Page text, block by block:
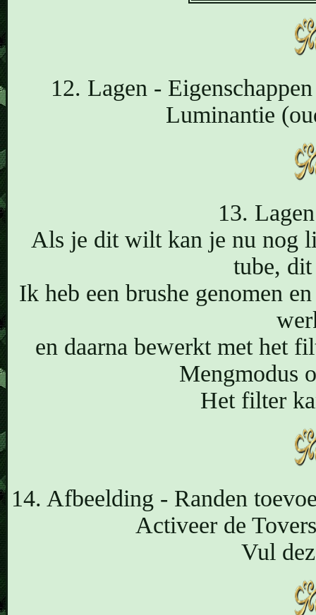
12. Lagen -
Luminantie
13.
Als je dit wilt kan je nu nog
tube,
Ik heb een brushe genomen
en daarna bewerkt met het
Mengmodus
Het filter
14. Afbeelding - Randen
Activeer de
Vul